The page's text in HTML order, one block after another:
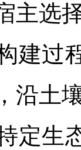
主选
建过
沿土
定生